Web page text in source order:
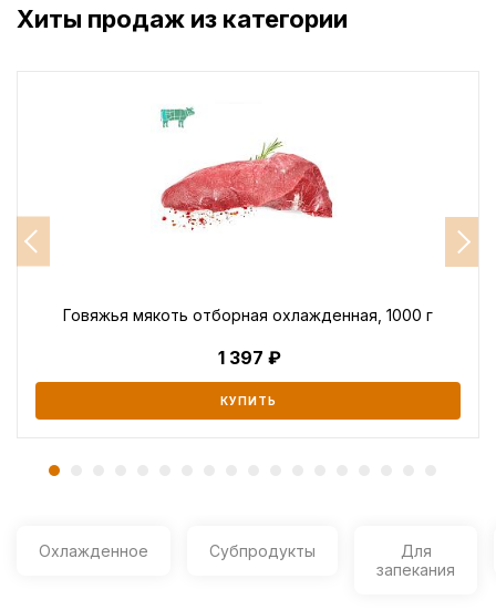
Хиты продаж из категории
Говяжья мякоть отборная охлажденная, 1000 г
1 397
КУПИТЬ
Охлажденное Субпродукты
Для
запекания